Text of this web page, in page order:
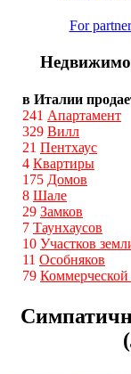
For
в Италии
241 Апартамент
329 Вилл
21 Пентхаус
4 Квартиры
175 Домов
8 Шале
29 Замков
7 Таунхаусов
10 Участков
11 Особняков
79